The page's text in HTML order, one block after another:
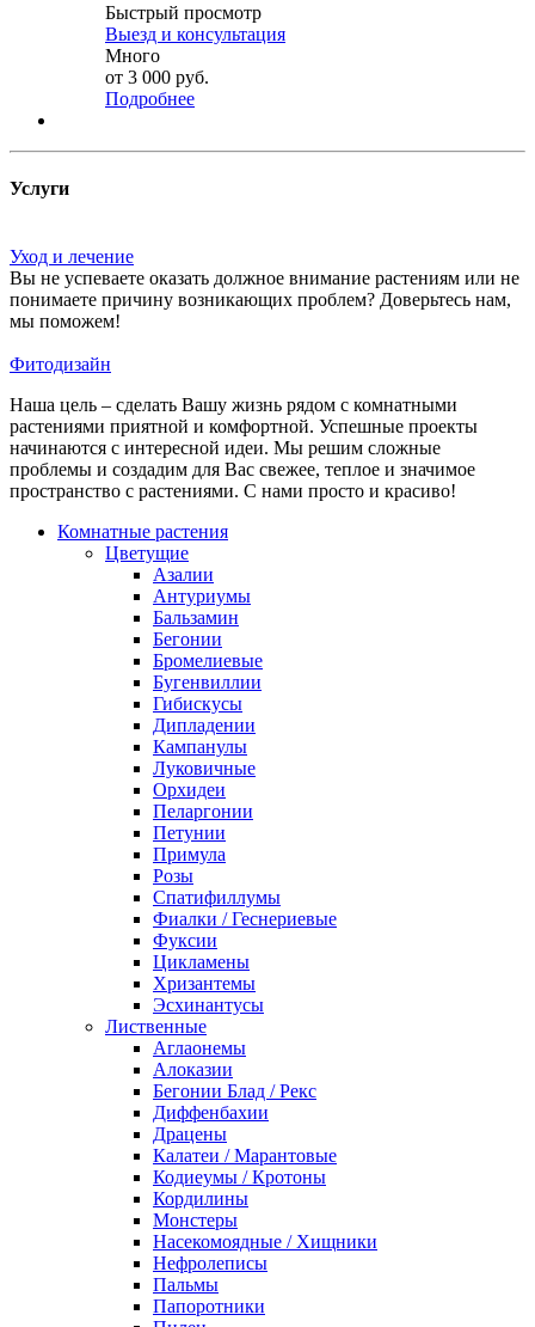
Быстрый просмотр
Выезд и консультация
Много
от 3 000 руб.
Подробнее
Услуги
Уход и лечение
Вы не успеваете оказать должное внимание растениям или не
понимаете причину возникающих проблем? Доверьтесь нам,
мы поможем!
Фитодизайн
Наша цель – сделать Вашу жизнь рядом с комнатными
растениями приятной и комфортной. Успешные проекты
начинаются с интересной идеи. Мы решим сложные
проблемы и создадим для Вас свежее, теплое и значимое
пространство с растениями. С нами просто и красиво!
Комнатные растения
Цветущие
Азалии
Антуриумы
Бальзамин
Бегонии
Бромелиевые
Бугенвиллии
Гибискусы
Дипладении
Кампанулы
Луковичные
Орхидеи
Пеларгонии
Петунии
Примула
Розы
Спатифиллумы
Фиалки / Геснериевые
Фуксии
Цикламены
Хризантемы
Эсхинантусы
Лиственные
Аглаонемы
Алоказии
Бегонии Блад / Рекс
Диффенбахии
Драцены
Калатеи / Марантовые
Кодиеумы / Кротоны
Кордилины
Монстеры
Насекомоядные / Хищники
Нефролеписы
Пальмы
Папоротники